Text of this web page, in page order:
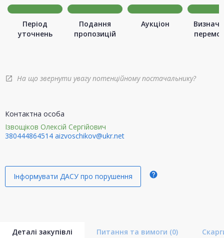
Період
уточнень
Подання
пропозицій
Аукціон
open_in_new На що звернути увагу потенційному постачальнику?
Контактна особа
Ізвощіков Олексій Сергійович
380444864514 aizvoschikov@ukr.net
Інформувати ДАСУ про порушення help
Деталі закупівлі Питання та вимоги (0)